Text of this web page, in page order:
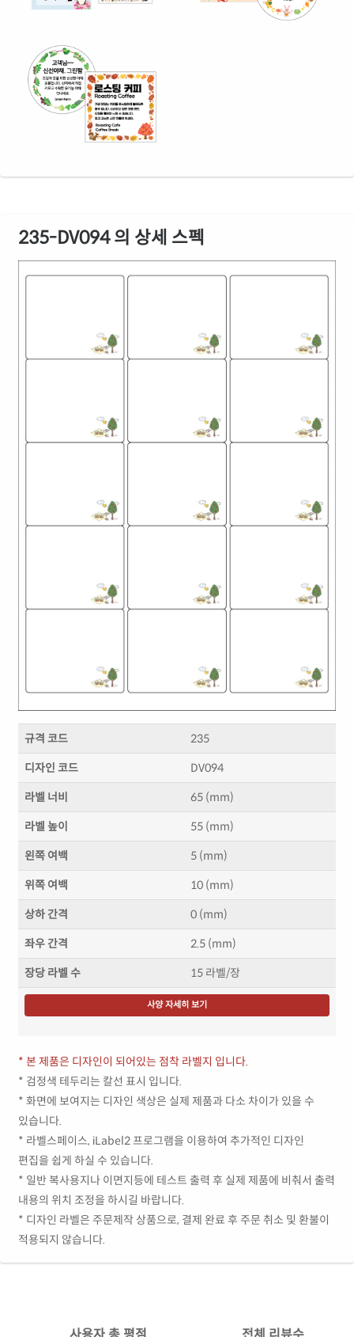
235-DV094 의 상세 스펙
규격 코드 235
디자인 코드 DV094
라벨 너비 65 (mm)
라벨 높이 55 (mm)
왼쪽 여백 5 (mm)
위쪽 여백 10 (mm)
상하 간격 0 (mm)
좌우 간격 2.5 (mm)
장당 라벨 수 15 라벨/장
사양 자세히 보기
* 본 제품은 디자인이 되어있는 점착 라벨지 입니다.
* 검정색 테두리는 칼선 표시 입니다.
* 화면에 보여지는 디자인 색상은 실제 제품과 다소 차이가 있을 수
있습니다.
* 라벨스페이스, iLabel2 프로그램을 이용하여 추가적인 디자인
편집을 쉽게 하실 수 있습니다.
* 일반 복사용지나 이면지등에 테스트 출력 후 실제 제품에 비춰서 출력
내용의 위치 조정을 하시길 바랍니다.
* 디자인 라벨은 주문제작 상품으로, 결제 완료 후 주문 취소 및 환불이
적용되지 않습니다.